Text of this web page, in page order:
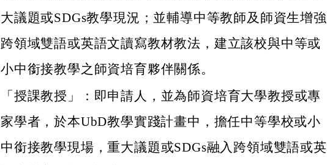
大議題或SDGs教學現況；並輔導中等教師及師資生增強
跨領域雙語或英語文讀寫教材教法，建立該校與中等或
小中銜接教學之師資培育夥伴關係。
「授課教授」：即申請人，並為師資培育大學教授或專
家學者，於本UbD教學實踐計畫中，擔任中等學校或小
中銜接教學現場，重大議題或SDGs融入跨領域雙語或英